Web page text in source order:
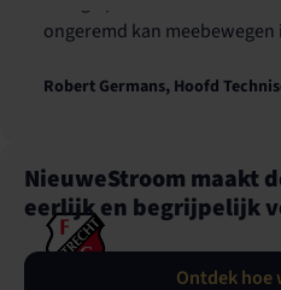
ongeremd kan
Robert Germans, Hoofd
NieuweStroom maakt
eerlijk en begrijpelijk
Ontdek hoe